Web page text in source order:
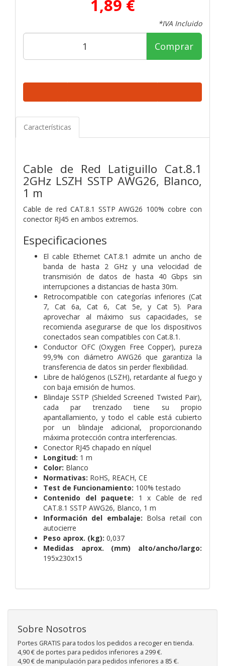
1,89 €
*IVA Incluido
Comprar
Características
Cable de Red Latiguillo Cat.8.1
2GHz LSZH SSTP AWG26, Blanco,
1 m
Cable de red CAT.8.1 SSTP AWG26 100% cobre con
conector RJ45 en ambos extremos.
Especificaciones
El cable Ethernet CAT.8.1 admite un ancho de
banda de hasta 2 GHz y una velocidad de
transmisión de datos de hasta 40 Gbps sin
interrupciones a distancias de hasta 30m.
Retrocompatible con categorías inferiores (Cat
7, Cat 6a, Cat 6, Cat 5e, y Cat 5). Para
aprovechar al máximo sus capacidades, se
recomienda asegurarse de que los dispositivos
conectados sean compatibles con Cat.8.1.
Conductor OFC (Oxygen Free Copper), pureza
99,9% con diámetro AWG26 que garantiza la
transferencia de datos sin perder flexibilidad.
Libre de halógenos (LSZH), retardante al fuego y
con baja emisión de humos.
Blindaje SSTP (Shielded Screened Twisted Pair),
cada par trenzado tiene su propio
apantallamiento, y todo el cable está cubierto
por un blindaje adicional, proporcionando
máxima protección contra interferencias.
Conector RJ45 chapado en níquel
Longitud: 1 m
Color: Blanco
Normativas: RoHS, REACH, CE
Test de Funcionamiento: 100% testado
Contenido del paquete: 1 x Cable de red
CAT.8.1 SSTP AWG26, Blanco, 1 m
Información del embalaje: Bolsa retail con
autocierre
Peso aprox. (kg): 0,037
Medidas aprox. (mm) alto/ancho/largo:
195x230x15
Sobre Nosotros
Portes GRATIS para todos los pedidos a recoger en tienda.
4,90 € de portes para pedidos inferiores a 299 €.
4,90 € de manipulación para pedidos inferiores a 85 €.